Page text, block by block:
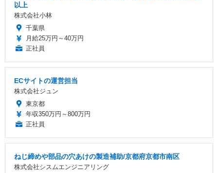
以上
株式会社小林
千葉県
月給25万円～40万円
正社員
ECサイトの運営担当
株式会社ジュン
東京都
年収350万円～800万円
正社員
ねじ締めや部品の穴あけの製造補助/京都府京都市南区
株式会社シスムエンジニアリング